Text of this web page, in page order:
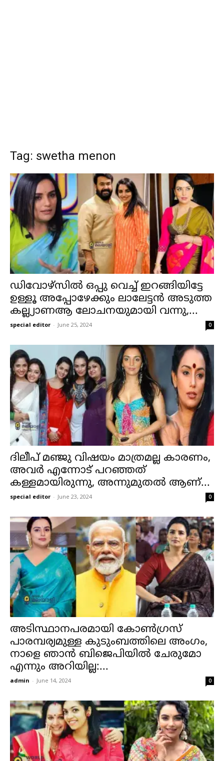
Tag: swetha menon
ഡിവോഴ്‌സിൽ ഒപ്പു വെച്ച് ഇറങ്ങിയിട്ടേ
ഉള്ളൂ അപ്പോഴേക്കും ലാലേട്ടൻ അടുത്ത
കല്ല്യാണആ ലോചനയുമായി വന്നു,...
special editor - June 25, 2024 0
ദിലീപ് മഞ്ജു വിഷയം മാത്രമല്ല കാരണം,
അവർ എന്നോട് പറഞ്ഞത്
കള്ളമായിരുന്നു, അന്നുമുതൽ ആണ്...
special editor - June 23, 2024 0
അടിസ്ഥാനപരമായി കോൺഗ്രസ്
പാരമ്പര്യമുള്ള കുടുംബത്തിലെ അംഗം,
നാളെ ഞാൻ ബിജെപിയിൽ ചേരുമോ
എന്നും അറിയില്ല:...
admin - June 14, 2024 0